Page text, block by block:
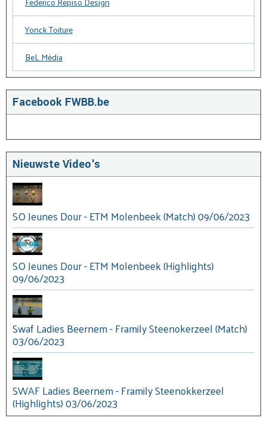
Yonck Toiture
BeL Média
Facebook FWBB.be
Nieuwste Video's
SO Jeunes Dour - ETM Molenbeek (Match) 09/06/2023
SO Jeunes Dour - ETM Molenbeek (Highlights)
09/06/2023
Swaf Ladies Beernem - Framily Steenokerzeel (Match)
03/06/2023
SWAF Ladies Beernem - Framily Steenokkerzeel
(Highlights) 03/06/2023